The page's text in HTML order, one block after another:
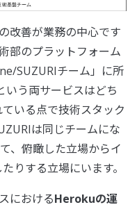
改善が業務の中心です
部のプラットフォーム
SUZURIチーム」に所
いう両サービスはどち
いる点で技術スタック
は同じチームにな
、俯瞰した立場からイ
りする立場にいます。
におけるHerokuの運